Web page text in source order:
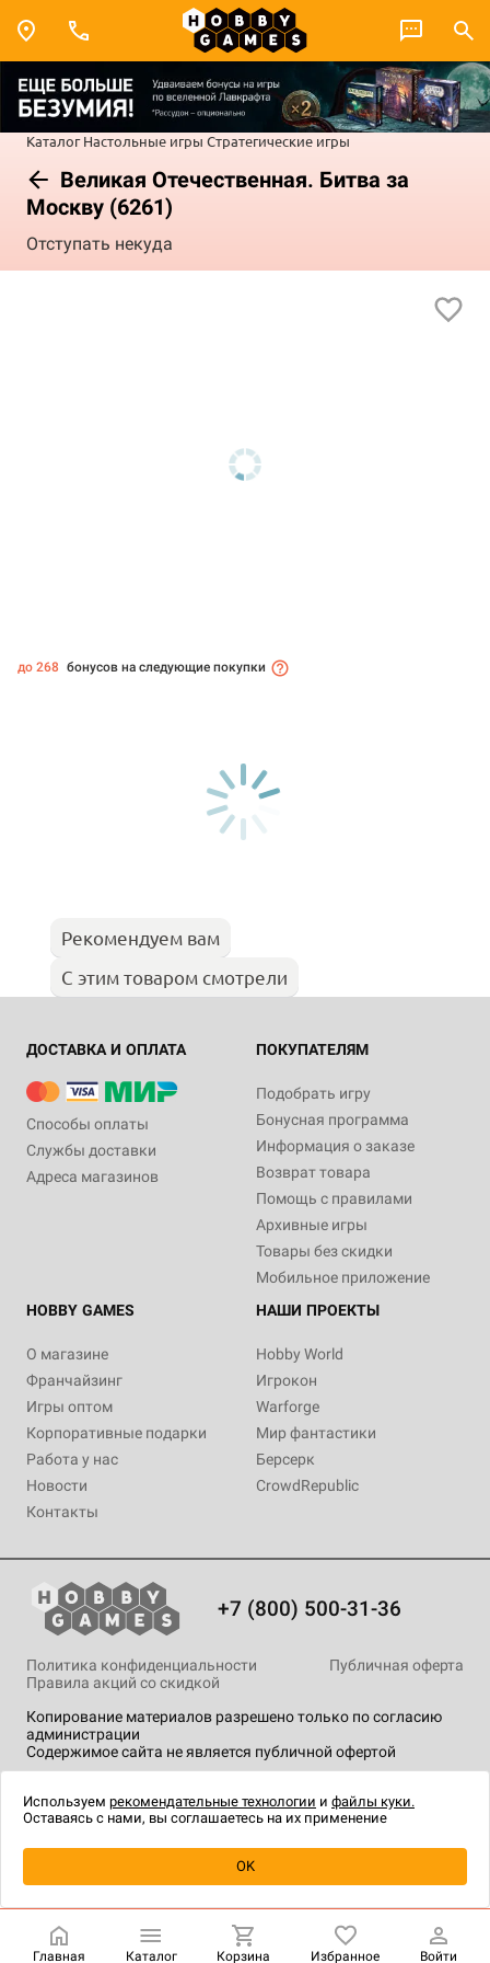
Каталог Настольные игры Стратегические игры
Великая Отечественная. Битва за
Москву (6261)
Отступать некуда
до 268 бонусов на следующие покупки
Рекомендуем вам
С этим товаром смотрели
ДОСТАВКА И ОПЛАТА
Способы оплаты
Службы доставки
Адреса магазинов
ПОКУПАТЕЛЯМ
Подобрать игру
Бонусная программа
Информация о заказе
Возврат товара
Помощь с правилами
Архивные игры
Товары без скидки
Мобильное приложение
HOBBY GAMES
О магазине
Франчайзинг
Игры оптом
Корпоративные подарки
Работа у нас
Новости
Контакты
НАШИ ПРОЕКТЫ
Hobby World
Игрокон
Warforge
Мир фантастики
Берсерк
CrowdRepublic
+7 (800) 500-31-36
Копирование материалов разрешено только по согласию
администрации
Содержимое сайта не является публичной офертой
Политика конфиденциальности
Публичная оферта
Правила акций со скидкой
технологии.
Главная Каталог Корзина Избранное Войти
Используем рекомендательные технологии и файлы куки.
Оставаясь с нами, вы соглашаетесь на их применение
OK